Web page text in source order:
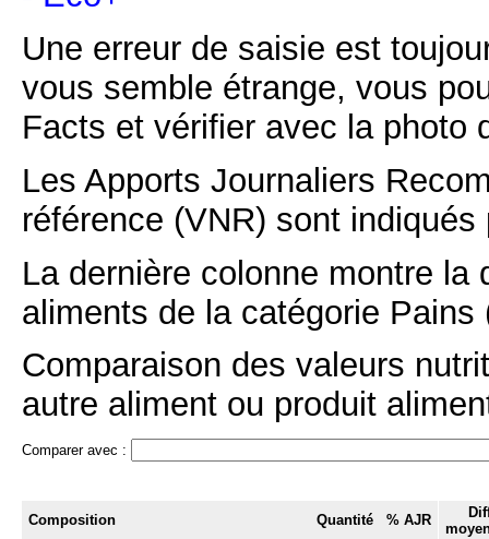
Une erreur de saisie est
vous semble étrange, vous
Facts et vérifier avec la photo
Les Apports Journaliers
référence (VNR) sont
La dernière colonne montre
aliments de la catégorie Pains
Comparaison des valeurs
autre aliment ou produit
Comparer avec :
Composition Quantité % AJR